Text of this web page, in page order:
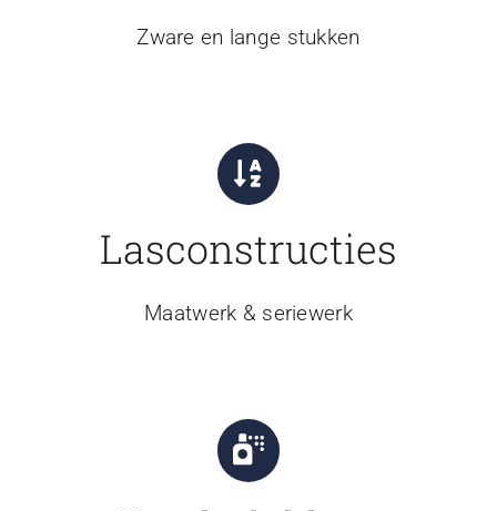
Zware en lange stukken
Lasconstructies
Maatwerk & seriewerk